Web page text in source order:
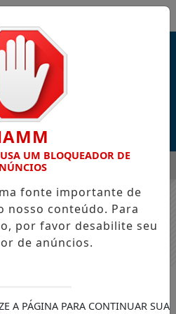
CANÇÃO INSPIRADA EM ATOS
mais um belo
USA UM BLOQUEADOR DE
fonte importante de
nosso conteúdo. Para
por favor desabilite seu
de anúncios.
A PÁGINA PARA CONTINUAR SUA